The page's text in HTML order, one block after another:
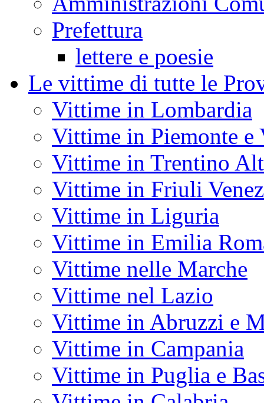
Prefettura
lettere e poesie
Le vittime di tutte le
Vittime in Lombardia
Vittime in Piemonte e
Vittime in Trentino
Vittime in Friuli
Vittime in Liguria
Vittime in Emilia
Vittime nelle Marche
Vittime nel Lazio
Vittime in Abruzzi e
Vittime in Campania
Vittime in Puglia e